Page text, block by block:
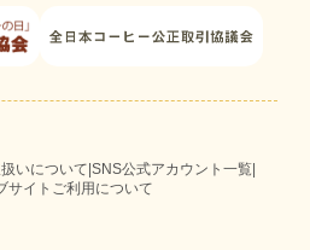
いについて SNS公式アカウント一覧
サイトご利用について